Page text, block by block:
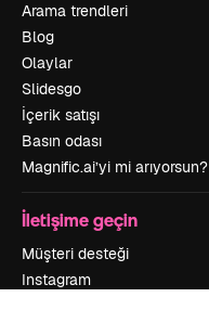
Arama trendleri
Blog
Olaylar
Slidesgo
İçerik satışı
Basın odası
Magnific.ai’yi mi arıyorsun?
İletişime geçin
Müşteri desteği
Instagram